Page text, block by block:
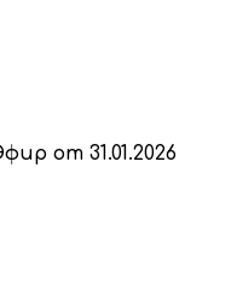
от 31.01.2026